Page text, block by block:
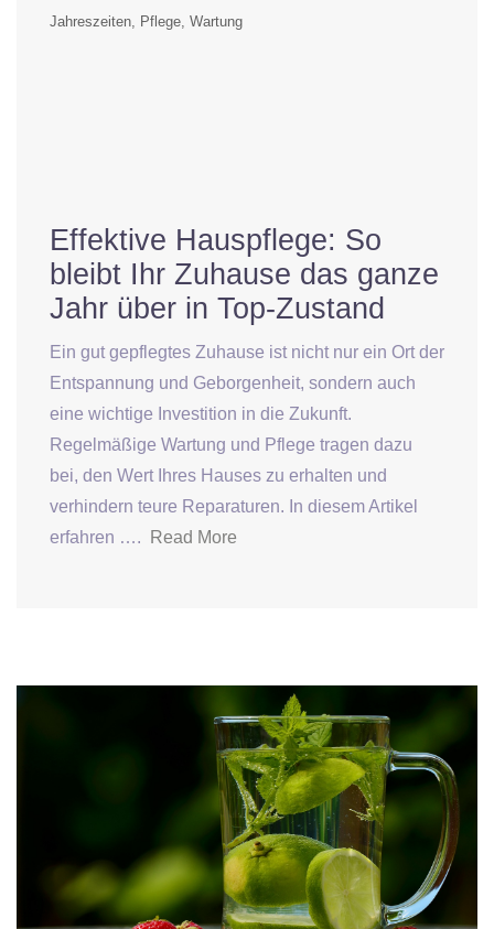
Jahreszeiten Pflege Wartung
Effektive Hauspflege: So
bleibt Ihr Zuhause das ganze
Jahr über in Top-Zustand
Ein gut gepflegtes Zuhause ist nicht nur ein Ort der
Entspannung und Geborgenheit, sondern auch
eine wichtige Investition in die Zukunft.
Regelmäßige Wartung und Pflege tragen dazu
bei, den Wert Ihres Hauses zu erhalten und
verhindern teure Reparaturen. In diesem Artikel
erfahren ….
Read More